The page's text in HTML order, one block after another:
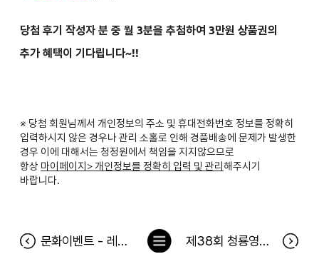
당첨 후기 작성자 분 중 월 3분을 추첨하여 3만원 상품권의
추가 혜택이 기다립니다~!!
※ 당첨 회원님께서 개인정보의 주소 및 휴대전화번호 정보를 정확히
입력하시지 않은 경우나 관리 소홀로 인해 경품배송에 문제가 발생한
경우 이에 대해서는 청정원에서 책임을 지지않으므로
항상 마이페이지> 개인정보를 정확히 입력 및 관리해주시기
바랍니다.
문화이벤트 - 레미제라블 당첨자 제38회 청룡영화상 온라인 이벤트 당첨자
목